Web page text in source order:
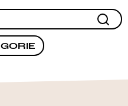
HISTORYCZNEJ